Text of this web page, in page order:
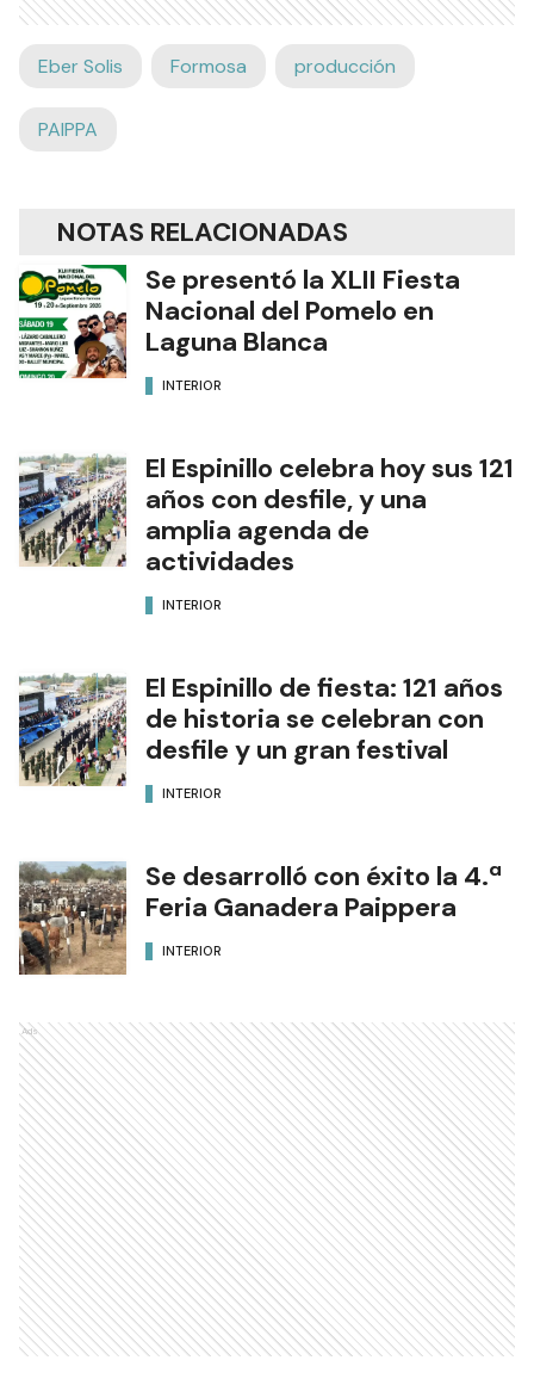
Eber Solis Formosa producción
PAIPPA
NOTAS RELACIONADAS
Se presentó la XLII Fiesta
Nacional del Pomelo en
Laguna Blanca
INTERIOR
El Espinillo celebra hoy sus 121
años con desfile, y una
amplia agenda de
actividades
INTERIOR
El Espinillo de fiesta: 121 años
de historia se celebran con
desfile y un gran festival
INTERIOR
Se desarrolló con éxito la 4.ª
Feria Ganadera Paippera
INTERIOR
Ads